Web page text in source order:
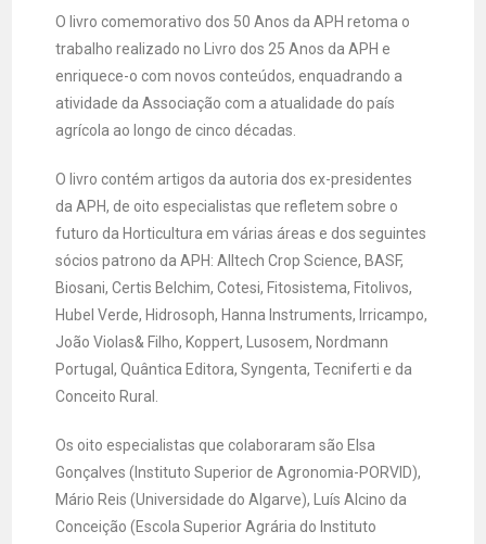
O livro comemorativo dos 50 Anos da APH retoma o
trabalho realizado no Livro dos 25 Anos da APH e
enriquece-o com novos conteúdos, enquadrando a
atividade da Associação com a atualidade do país
agrícola ao longo de cinco décadas.
O livro contém artigos da autoria dos ex-presidentes
da APH, de oito especialistas que refletem sobre o
futuro da Horticultura em várias áreas e dos seguintes
sócios patrono da APH: Alltech Crop Science, BASF,
Biosani, Certis Belchim, Cotesi, Fitosistema, Fitolivos,
Hubel Verde, Hidrosoph, Hanna Instruments, Irricampo,
João Violas& Filho, Koppert, Lusosem, Nordmann
Portugal, Quântica Editora, Syngenta, Tecniferti e da
Conceito Rural.
Os oito especialistas que colaboraram são Elsa
Gonçalves (Instituto Superior de Agronomia-PORVID),
Mário Reis (Universidade do Algarve), Luís Alcino da
Conceição (Escola Superior Agrária do Instituto